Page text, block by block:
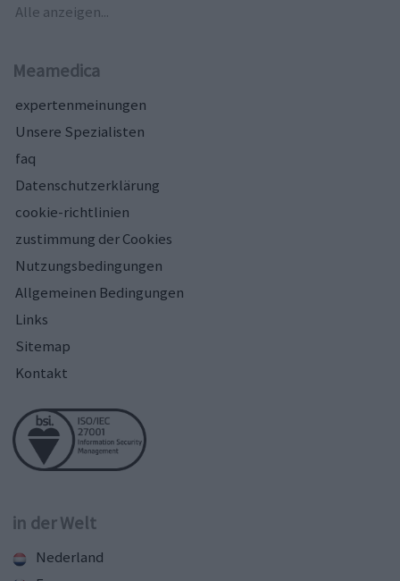
Alle anzeigen...
Meamedica
expertenmeinungen
Unsere Spezialisten
faq
Datenschutzerklärung
cookie-richtlinien
zustimmung der Cookies
Nutzungsbedingungen
Allgemeinen Bedingungen
Links
Sitemap
Kontakt
in der Welt
Nederland